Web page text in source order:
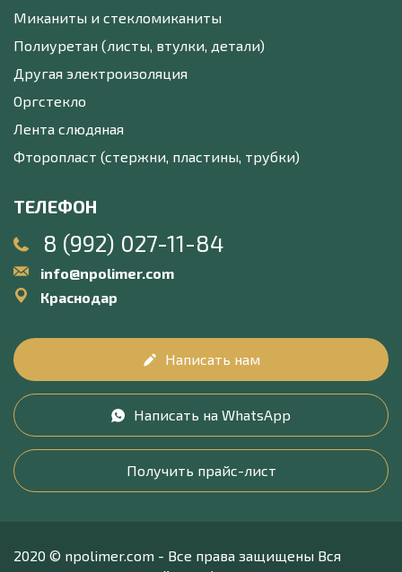
Миканиты и стекломиканиты
Полиуретан (листы, втулки, детали)
Другая электроизоляция
Оргстекло
Лента слюдяная
Фторопласт (стержни, пластины, трубки)
ТЕЛЕФОН
8 (992) 027-11-84
info@npolimer.com
Краснодар
Написать нам
Написать на WhatsApp
Получить прайс-лист
2020 © npolimer.com - Все права защищены Вся